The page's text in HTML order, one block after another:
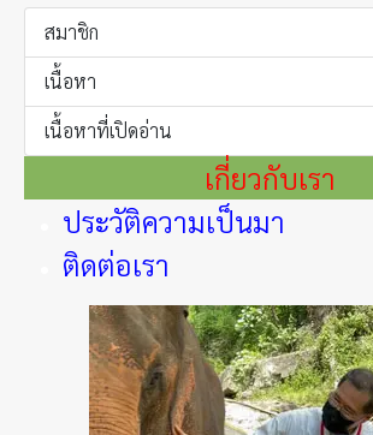
สมาชิก
เนื้อหา
เนื้อหาที่เปิดอ่าน
เกี่ยวกับเรา
ประวัติความเป็นมา
ติดต่อเรา